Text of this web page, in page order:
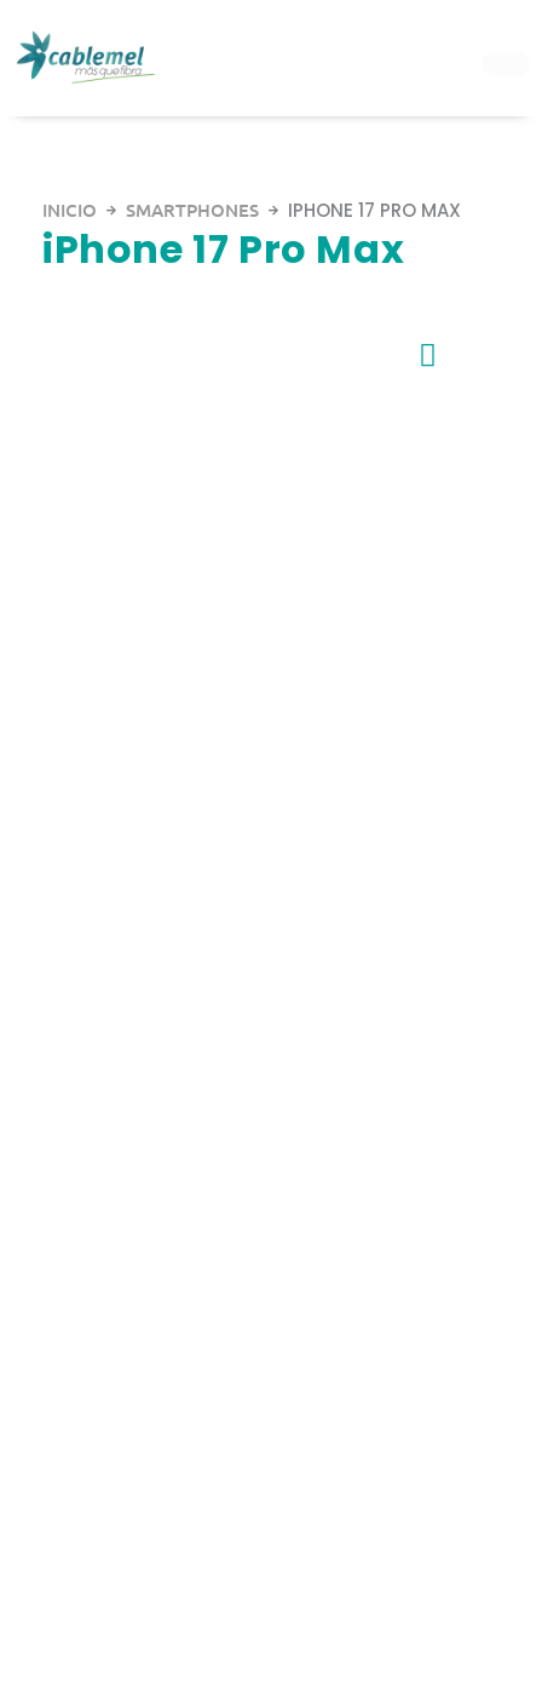
contenido
INICIO SMARTPHONES IPHONE 17 PRO MAX
iPhone 17 Pro Max